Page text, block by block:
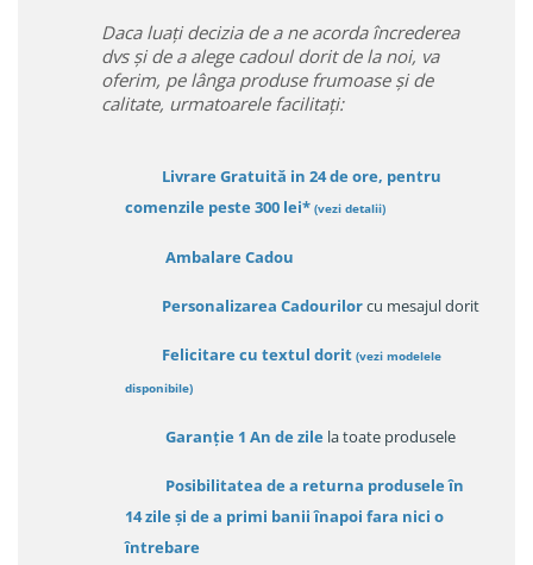
Daca luați decizia de a ne acorda încrederea
dvs și de a alege cadoul dorit de la noi, va
oferim, pe lânga produse frumoase și de
calitate, urmatoarele facilitați:
Livrare Gratuită in 24 de ore, pentru
comenzile peste 300 lei* (vezi detalii)
Ambalare Cadou
Personalizarea Cadourilorcu mesajul dorit
Felicitare cu textul dorit (vezi modelele
disponibile)
Garanție 1 An de zile la toate produsele
Posibilitatea de a returna produsele în
14 zileși de a primi banii înapoi fara nici o
întrebare